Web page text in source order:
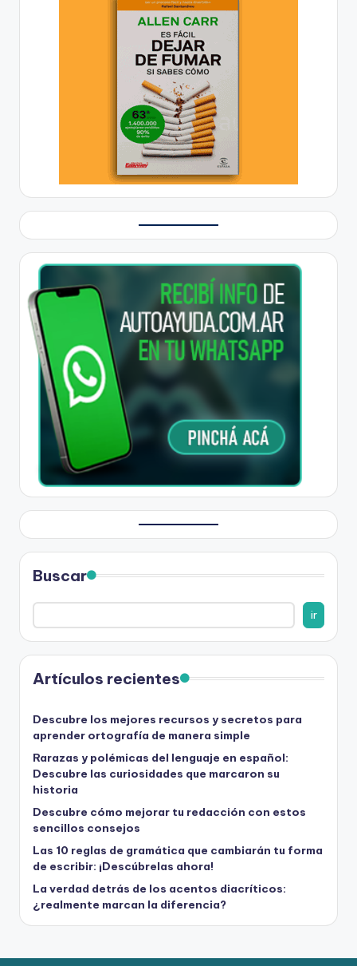
Buscar
ir
Artículos recientes
Descubre los mejores recursos y secretos para
aprender ortografía de manera simple
Rarazas y polémicas del lenguaje en español:
Descubre las curiosidades que marcaron su
historia
Descubre cómo mejorar tu redacción con estos
sencillos consejos
Las 10 reglas de gramática que cambiarán tu forma
de escribir: ¡Descúbrelas ahora!
La verdad detrás de los acentos diacríticos:
¿realmente marcan la diferencia?